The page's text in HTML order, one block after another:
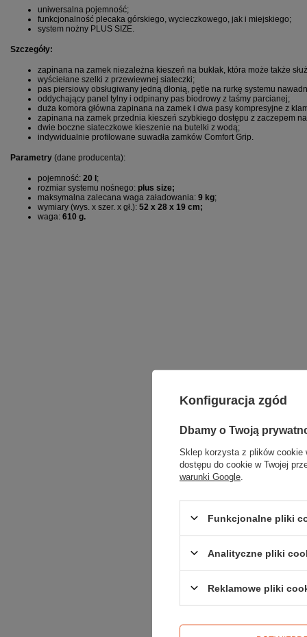
uniwersalna pojemność;
funkcjonalność plecaka górskiego, wycieczkowego, jak i miejskiego;
system nożny PLUS SIZE.
Szczegóły:
zapinana na zamek niezależna kieszeń na bukłak, która może także
wyściełane szelki z przewiewnej siateczki;
pas piersiowy obsługiwany jedną dłonią, pętle na rurkę systemu
oddychający panel tylny i odpinany pas biodrowy z taśmy parcianej;
duża komora główna zapinana na zamek i dwa pasy kompresyjne z
zapinana na zamek przednia kieszeń szybkiego dostępu z zaczepem
dwie boczne siateczkowe kieszenie na butelki z wodą;
indywidualnie profilowane suwadła zamków Comfort Grip.
Parametry (dane producenta):
pojemność: 20 ;
rozmiar systemu nośnego: plus size;
maksymalna zalecana waga załadowania: 9 kg;
wymiary (wys. x szer. x gł.): 52 x 28 x 19 cm;
waga: 610 g.
Konfiguracja zgód
Dbamy o Twoją
Sklep korzysta z plików cookie
dostępu do cookie w Twojej
warunki Google
Funkcjonalne pliki
Analityczne pliki
Reklamowe pliki